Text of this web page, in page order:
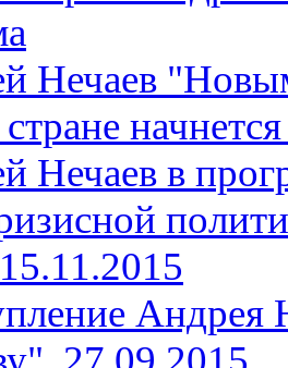
Нечаев
стране
Нечаев в
Андрея